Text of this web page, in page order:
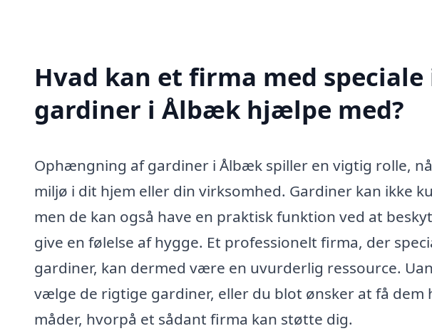
Hvad kan et firma med
gardiner i Ålbæk hjælpe med?
Ophængning af gardiner i Ålbæk spiller en vigtig rolle,
miljø i dit hjem eller din virksomhed. Gardiner kan ikke
men de kan også have en praktisk funktion ved at
give en følelse af hygge. Et professionelt firma, der
gardiner, kan dermed være en uvurderlig ressource.
vælge de rigtige gardiner, eller du blot ønsker at få
måder, hvorpå et sådant firma kan støtte dig.